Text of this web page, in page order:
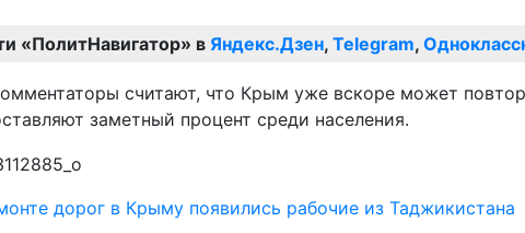
«ПолитНавигатор» в Яндекс.Дзен, Telegram,
считают, что Крым уже вскоре может
заметный процент среди населения.
дорог в Крыму появились рабочие из Таджикистана